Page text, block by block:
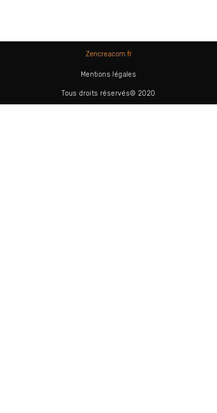
Zencreacom.fr
Mentions légales
Tous droits réservés© 2020